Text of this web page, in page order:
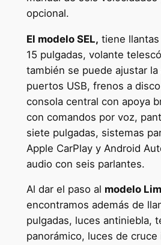
opcional.
El modelo SEL, tiene
15 pulgadas, volante
también se puede ajustar la
puertos USB, frenos a
consola central con apoya
con comandos por voz,
siete pulgadas, sistemas
Apple CarPlay y Android
audio con seis parlantes.
Al dar el paso al modelo
encontramos además de
pulgadas, luces antiniebla,
panorámico, luces de cruce